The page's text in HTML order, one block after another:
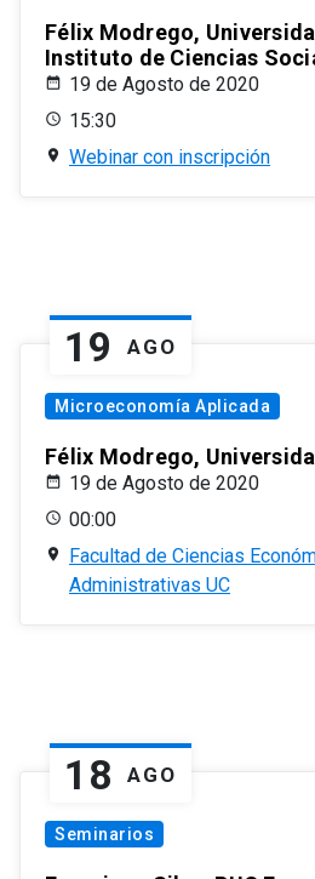
Félix Modrego,
Instituto de Ciencias
19 de Agosto de 2020
15:30
Webinar con inscripción
19 AGO
Microeconomía Aplicada
Félix Modrego,
19 de Agosto de 2020
00:00
Facultad de Ciencias
Administrativas UC
18 AGO
Seminarios